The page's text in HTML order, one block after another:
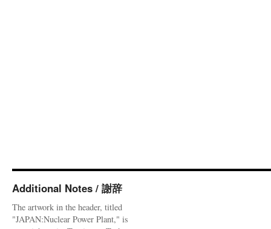
Additional Notes / 謝辞
The artwork in the header, titled
"JAPAN:Nuclear Power Plant," is